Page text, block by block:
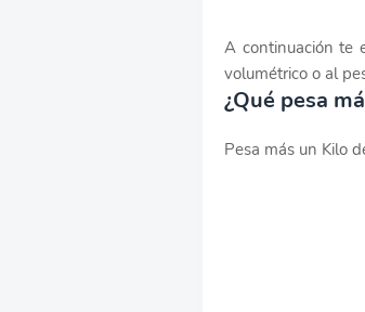
A continuación te
volumétrico o al
¿Qué pesa
Pesa más un Kilo